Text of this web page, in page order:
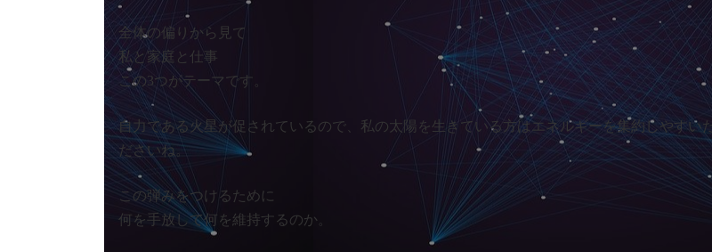
全体の偏りから見て
私と家庭と仕事
この3つがテーマです。
自力である火星が促されているので、私の太陽を生きている方はエネルギーを集約しやすい
ださいね。
この弾みをつけるために
何を手放して何を維持するのか。